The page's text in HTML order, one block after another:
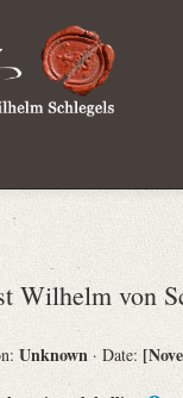
Wilhelm von
Unknown · Date: